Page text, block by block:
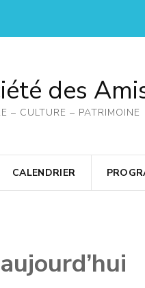
des
– CULTURE – PATRIMOINE
CALENDRIER